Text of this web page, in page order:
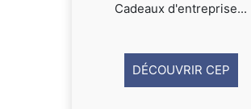
Cadeaux d'entreprise...
DÉCOUVRIR CEP